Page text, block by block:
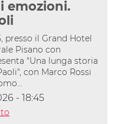
emozioni.
presso il Grand Hotel
Pisano con
"Una lunga storia
con Marco Rossi
- 18:45